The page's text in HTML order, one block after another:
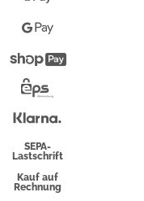
Pay
Google
PayShopify
Überweisung
SEPA-
Lastschrift
Kauf auf
Rechnung